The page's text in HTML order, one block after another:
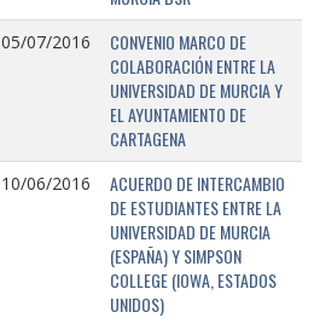
05/07/2016
CONVENIO MARCO DE
COLABORACIÓN ENTRE LA
UNIVERSIDAD DE MURCIA Y
EL AYUNTAMIENTO DE
CARTAGENA
10/06/2016
ACUERDO DE INTERCAMBIO
DE ESTUDIANTES ENTRE LA
UNIVERSIDAD DE MURCIA
(ESPAÑA) Y SIMPSON
COLLEGE (IOWA, ESTADOS
UNIDOS)